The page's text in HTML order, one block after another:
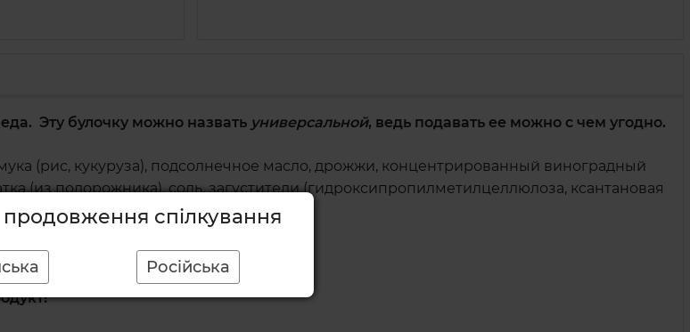
Эту булочку можно назвать универсальной, ведь подавать ее можно с чем угодно.
(рис, кукуруза), подсолнечное масло, дрожжи, концентрированный виноградный
(из подорожника), соль, загустители (гидроксипропилметилцеллюлоза, ксантановая
спілкування
Російська